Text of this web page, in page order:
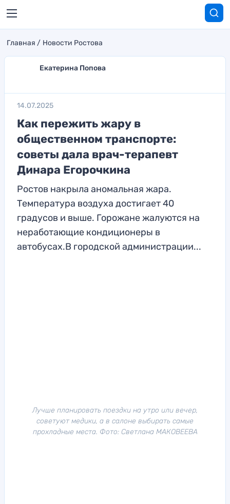
Главная Новости Ростова
Екатерина Попова
14.07.2025
Как пережить жару в
общественном транспорте:
советы дала врач-терапевт
Динара Егорочкина
Ростов накрыла аномальная жара.
Температура воздуха достигает 40
градусов и выше. Горожане жалуются на
неработающие кондиционеры в
автобусах.В городской администрации...
Лучше планировать поездки на утро или вечер,
советуют медики, а в салоне выбирать самые
прохладные места. Фото: Светлана МАКОВЕЕВА